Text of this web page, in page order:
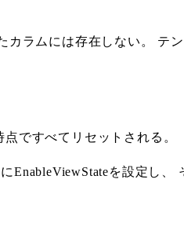
ラムには存在しない。 テ
ですべてリセットされる。
を設定し、